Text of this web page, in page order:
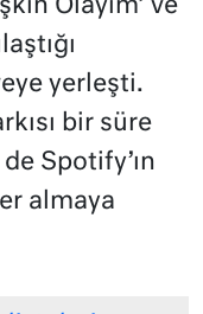
Olayım’ ve
yerleşti.
bir süre
Spotify’ın
almaya